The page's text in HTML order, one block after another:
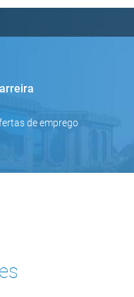
de emprego